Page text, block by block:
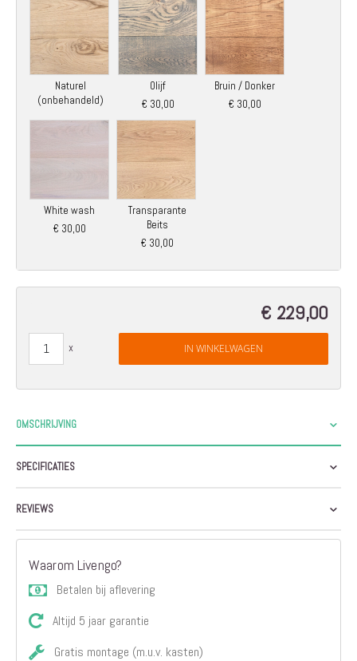
Naturel
(onbehandeld)
Olijf
€ 30,00
Bruin / Donker
€ 30,00
White wash
€ 30,00
Transparante
Beits
€ 30,00
€ 229,00
IN WINKELWAGEN
OMSCHRIJVING
SPECIFICATIES
REVIEWS
Waarom Livengo?
Betalen bij aflevering
Altijd 5 jaar garantie
Gratis montage (m.u.v. kasten)